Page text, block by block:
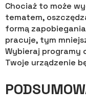
Chociaż to może
tematem,
formą
pracuje, tym
Wybieraj programy
Twoje urządzenie